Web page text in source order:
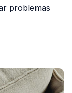
problemas